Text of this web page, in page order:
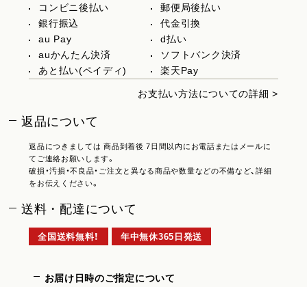
コンビニ後払い
郵便局後払い
銀行振込
代金引換
au Pay
d払い
auかんたん決済
ソフトバンク決済
あと払い(ペイディ)
楽天Pay
お支払い方法についての詳細 >
返品について
返品につきましては 商品到着後 7日間以内にお電話またはメールに
てご連絡お願いします。
破損・汚損・不良品・ご注文と異なる商品や数量などの不備など、詳細
をお伝えください。
送料・配達について
全国送料無料！ 年中無休365日発送
お届け日時のご指定について